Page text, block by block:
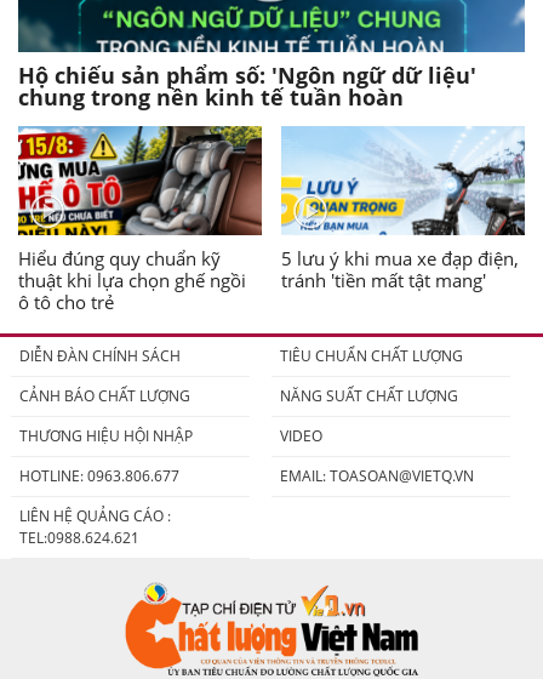
Hộ chiếu sản phẩm số: 'Ngôn ngữ dữ liệu'
chung trong nền kinh tế tuần hoàn
Hiểu đúng quy chuẩn kỹ
thuật khi lựa chọn ghế ngồi
ô tô cho trẻ
5 lưu ý khi mua xe đạp điện,
tránh 'tiền mất tật mang'
DIỄN ĐÀN CHÍNH SÁCH
TIÊU CHUẨN CHẤT LƯỢNG
CẢNH BÁO CHẤT LƯỢNG
NĂNG SUẤT CHẤT LƯỢNG
THƯƠNG HIỆU HỘI NHẬP
VIDEO
HOTLINE: 0963.806.677
EMAIL:TOASOAN@VIETQ.VN
LIÊN HỆ QUẢNG CÁO :
TEL:0988.624.621